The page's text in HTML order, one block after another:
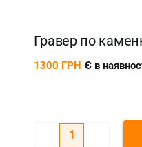
Гравер по
1300 ГРН Є в